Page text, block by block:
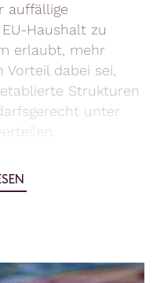
auffällige
Haushalt zu
erlaubt, mehr
dabei sei,
Strukturen
unter